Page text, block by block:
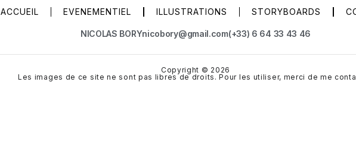
ACCUEIL EVENEMENTIEL ILLUSTRATIONS STORYBOARDS
NICOLAS BORYnicobory@gmail.com(+33) 6 64 33 43 46
Copyright © 2026
Les images de ce site ne sont pas libres de droits. Pour les utiliser, merci de me